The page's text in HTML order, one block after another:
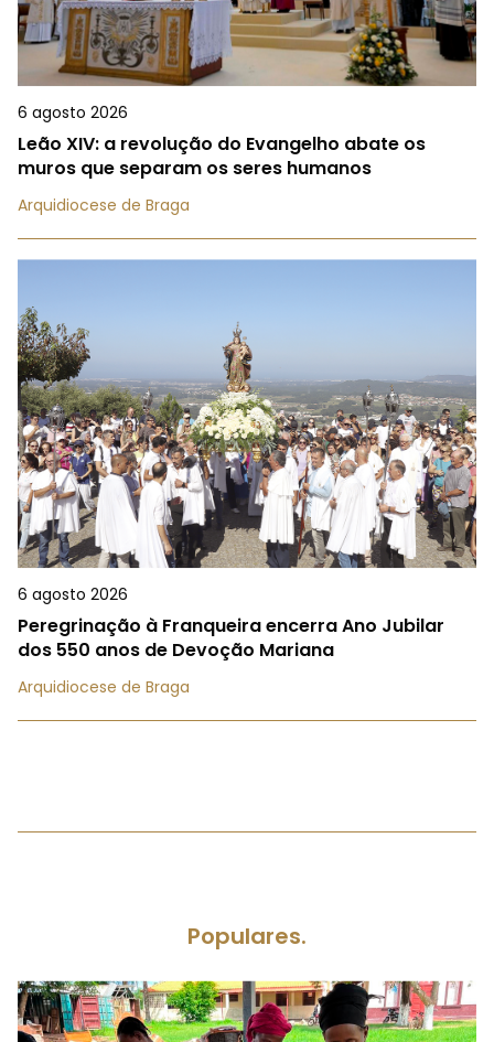
6 agosto 2026
Leão XIV: a revolução do Evangelho abate os
muros que separam os seres humanos
Arquidiocese de Braga
6 agosto 2026
Peregrinação à Franqueira encerra Ano Jubilar
dos 550 anos de Devoção Mariana
Arquidiocese de Braga
Populares.